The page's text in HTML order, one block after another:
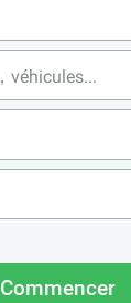
Commencer